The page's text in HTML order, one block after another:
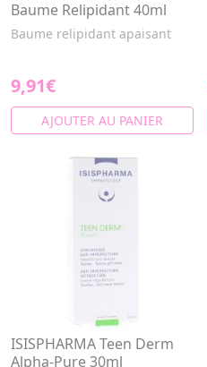
Baume Relipidant 40ml
Baume relipidant apaisant
9,91€
AJOUTER AU PANIER
ISISPHARMA Teen Derm
Alpha-Pure 30ml